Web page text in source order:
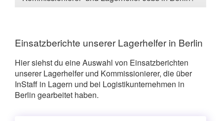
Einsatzberichte unserer Lagerhelfer in Berlin
Hier siehst du eine Auswahl von Einsatzberichten
unserer Lagerhelfer und Kommissionierer, die über
InStaff in Lagern und bei Logistikunternehmen in
Berlin gearbeitet haben.